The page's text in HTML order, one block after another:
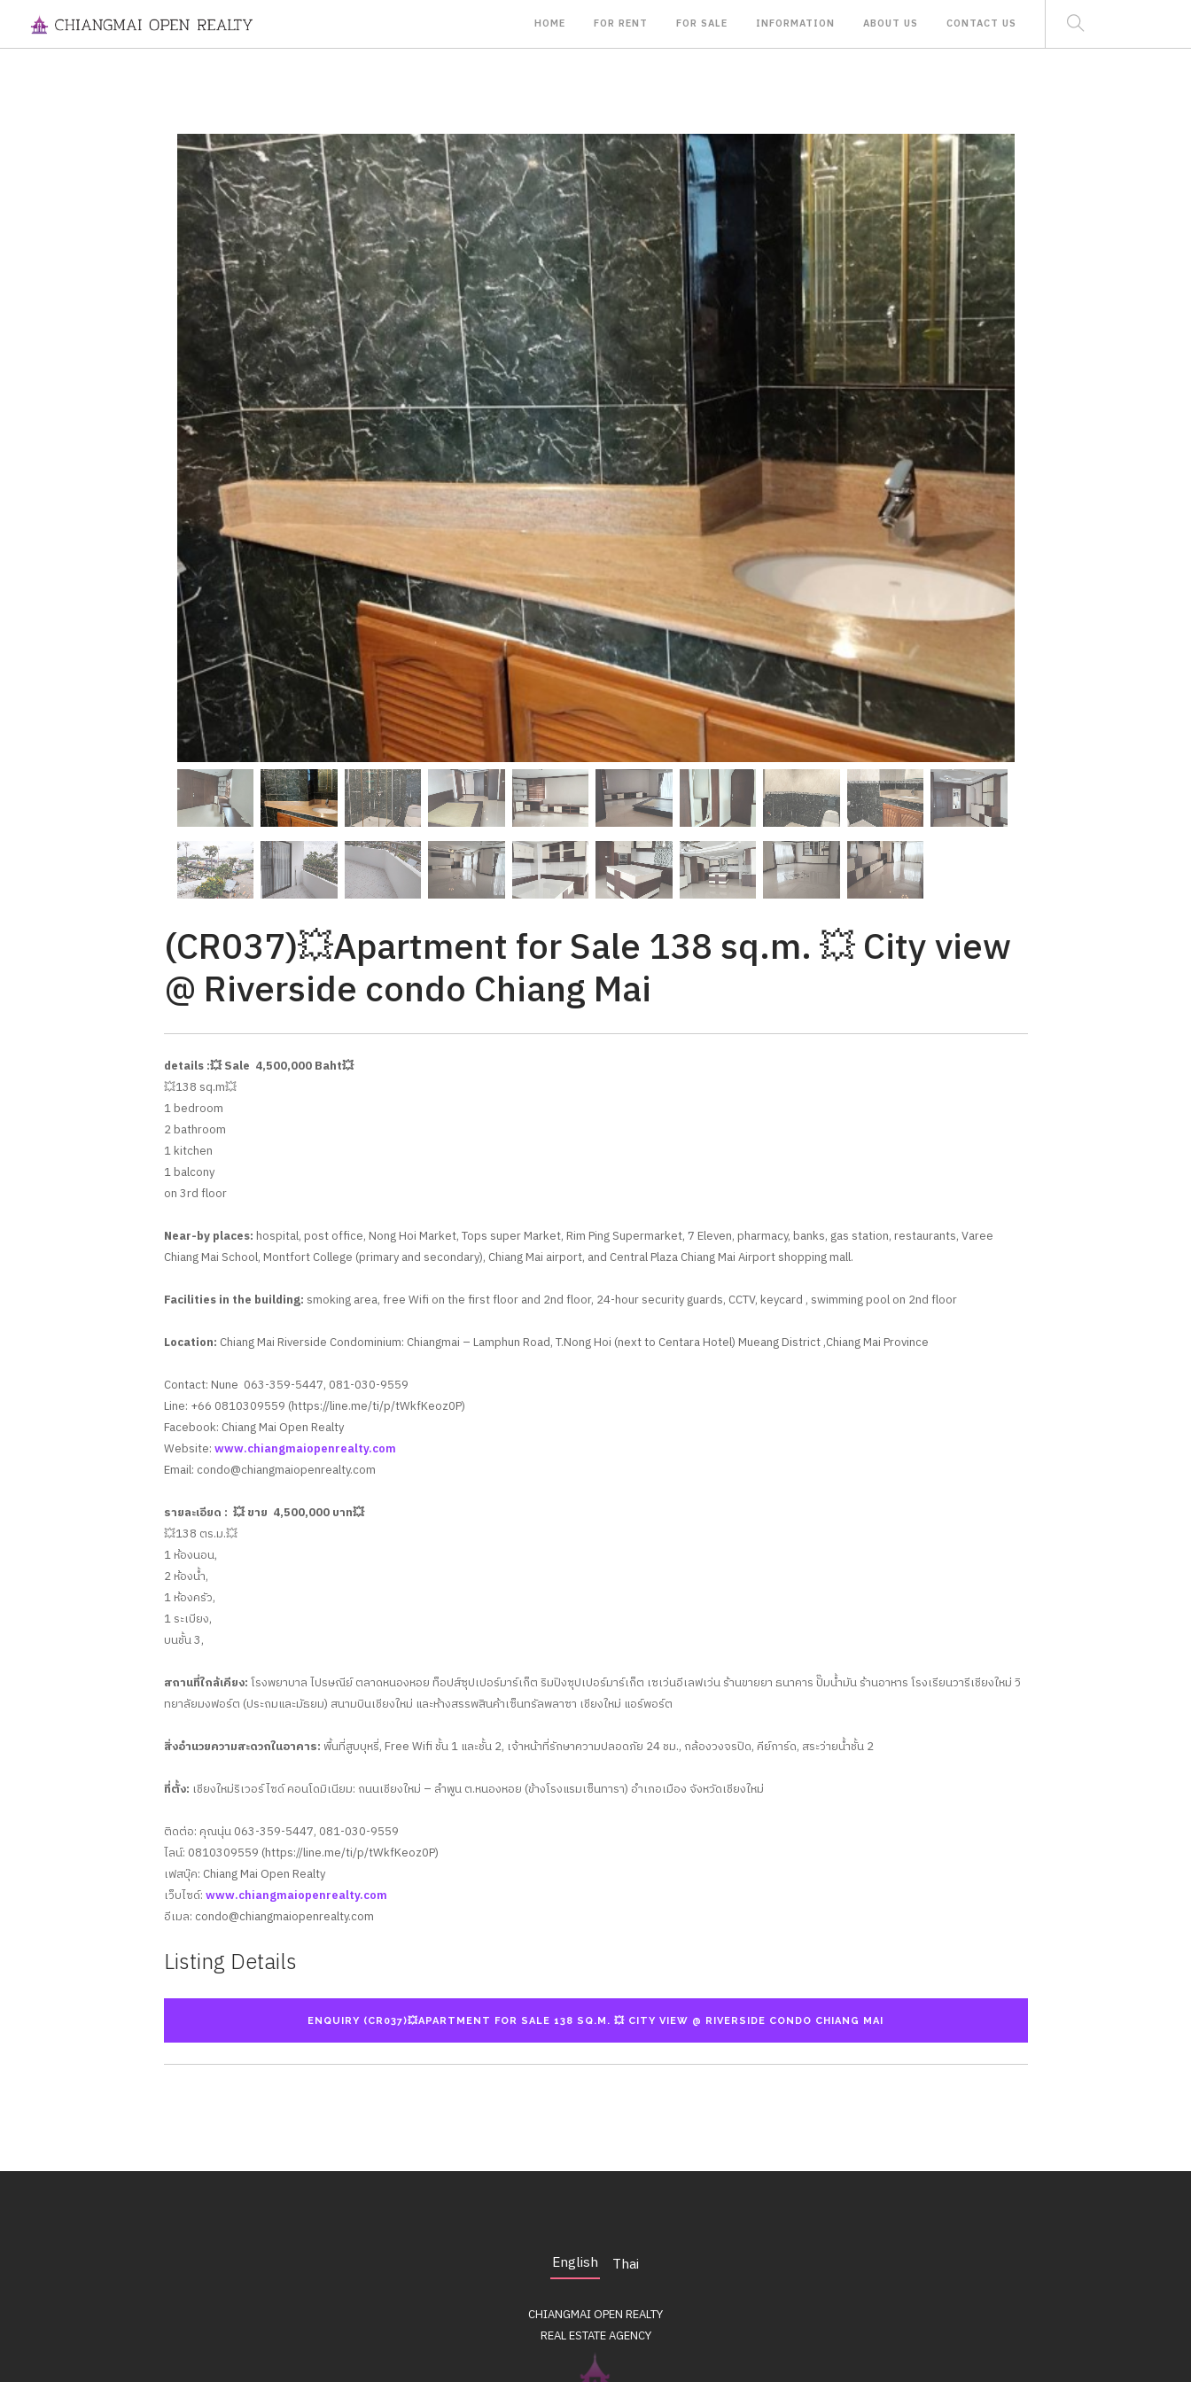
HOME FOR RENT FOR SALE INFORMATION ABOUT US CONTACT US
(CR037)💥Apartment for Sale 138 sq.m. 💥 City view
@ Riverside condo Chiang Mai
details :💥 Sale 4,500,000 Baht💥
💥138 sq.m💥
1 bedroom
2 bathroom
1 kitchen
1 balcony
on 3rd floor
Near-by places:hospital, post office, Nong Hoi Market, Tops super Market, Rim Ping Supermarket, 7 Eleven, pharmacy, banks, gas station, restaurants, Varee
Chiang Mai School, Montfort College (primary and secondary), Chiang Mai airport, and Central Plaza Chiang Mai Airport shopping mall.
Facilities in the building: smoking area, free Wifi on the first floor and 2nd floor, 24-hour security guards, CCTV, keycard , swimming pool on 2nd floor
Location: Chiang Mai Riverside Condominium: Chiangmai – Lamphun Road, T.Nong Hoi (next to Centara Hotel) Mueang District ,Chiang Mai Province
Contact: Nune 063-359-5447, 081-030-9559
Line: +66 0810309559 (https://line.me/ti/p/tWkfKeoz0P)
Facebook: Chiang Mai Open Realty
Website:www.chiangmaiopenrealty.com
Email: condo@chiangmaiopenrealty.com
รายละเอียด : 💥 ขาย 4,500,000 บาท💥
💥138 ตร.ม.💥
1 ห้องนอน,
2 ห้องน้ำ,
1 ห้องครัว,
1 ระเบียง,
บนชั้น 3,
สถานที่ใกล้เคียง:โรงพยาบาล ไปรษณีย์ ตลาดหนองหอย ท็อปส์ซุปเปอร์มาร์เก็ต ริมปิงซุปเปอร์มาร์เก็ต เซเว่นอีเลฟเว่น ร้านขายยา ธนาคาร ปั๊มน้ำมัน ร้านอาหาร โรงเรียนวารีเชียงใหม่ วิ
ทยาลัยมงฟอร์ต (ประถมและมัธยม) สนามบินเชียงใหม่ และห้างสรรพสินค้าเซ็นทรัลพลาซา เชียงใหม่ แอร์พอร์ต
สิ่งอำนวยความสะดวกในอาคาร: พื้นที่สูบบุหรี่, Free Wifi ชั้น 1 และชั้น 2, เจ้าหน้าที่รักษาความปลอดภัย 24 ชม., กล้องวงจรปิด, คีย์การ์ด, สระว่ายน้ำชั้น 2
ที่ตั้ง: เชียงใหม่ริเวอร์ไซด์ คอนโดมิเนียม: ถนนเชียงใหม่ – ลำพูน ต.หนองหอย (ข้างโรงแรมเซ็นทารา) อำเภอเมือง จังหวัดเชียงใหม่
ติดต่อ: คุณนุ่น 063-359-5447, 081-030-9559
ไลน์: 0810309559 (https://line.me/ti/p/tWkfKeoz0P)
เฟสบุ๊ค: Chiang Mai Open Realty
เว็บไซด์:www.chiangmaiopenrealty.com
อีเมล: condo@chiangmaiopenrealty.com
Listing Details
English Thai
CHIANGMAI OPEN REALTY
REAL ESTATE AGENCY